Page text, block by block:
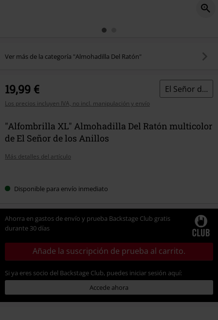
Ver más de la categoría "Almohadilla Del Ratón"
19,99 €
Los precios incluyen IVA, no incl. manipulación y envío
El Señor de los Anillos
"Alfombrilla XL" Almohadilla Del Ratón multicolor
de El Señor de los Anillos
Más detalles del artículo
tu Disponible para envío inmediato
Ahorra en gastos de envío y prueba Backstage Club gratis
durante 30 días
Añade la suscripción de prueba al carrito.
Si ya eres socio del Backstage Club, puedes iniciar sesión aquí:
Accede ahora